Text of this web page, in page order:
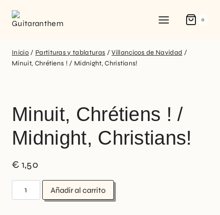
0
Inicio / Partituras y tablaturas / Villancicos de Navidad /
Minuit, Chrétiens ! / Midnight, Christians!
Minuit, Chrétiens ! /
Midnight, Christians!
€ 1,50
Añadir al carrito